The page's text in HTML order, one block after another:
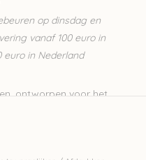
op dinsdag en
vanaf 100 euro in
euro in Nederland
ontworpen voor het